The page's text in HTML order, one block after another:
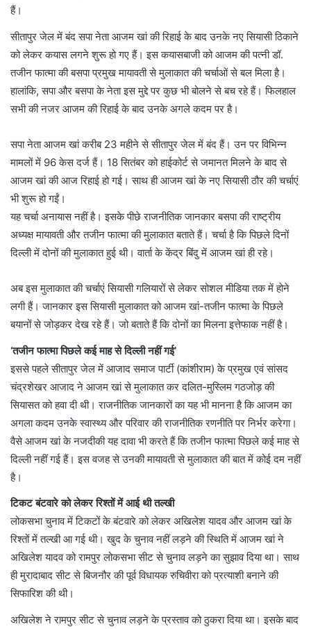
हैं।
सीतापुर जेल में बंद सपा नेता आजम खां की रिहाई के बाद उनके नए सियासी ठिकाने
को लेकर कयास लगने शुरू हो गए हैं। इस कयासबाजी को आजम की पत्नी डॉ.
तजीन फात्मा की बसपा प्रमुख मायावती से मुलाकात की चर्चाओं से बल मिला है।
हालांकि, सपा और बसपा के नेता इस मुद्दे पर कुछ भी बोलने से बच रहे हैं। फिलहाल
सभी की नजर आजम की रिहाई के बाद उनके अगले कदम पर है।
सपा नेता आजम खां करीब 23 महीने से सीतापुर जेल में बंद हैं। उन पर विभिन्न
मामलों में 96 केस दर्ज हैं। 18 सितंबर को हाईकोर्ट से जमानत मिलने के बाद से
आजम खां की आज रिहाई हो गई। साथ ही आजम खां के नए सियासी ठौर की चर्चाएं
भी शुरू हो गईं।
यह चर्चा अनायास नहीं है। इसके पीछे राजनीतिक जानकार बसपा की राष्ट्रीय
अध्यक्ष मायावती और तजीन फात्मा की मुलाकात बताते हैं। चर्चा है कि पिछले दिनों
दिल्ली में दोनों की मुलाकात हुई थी। वार्ता के केंद्र बिंदु में आजम खां ही रहे।
अब इस मुलाकात की चर्चाएं सियासी गलियारों से लेकर सोशल मीडिया तक में होने
लगी हैं। जानकार इस सियासी मुलाकात को आजम खां-तजीन फात्मा के पिछले
बयानों से जोड़कर देख रहे हैं। जो बताते हैं कि दोनों का मिलना इत्तेफाक नहीं है।
‘तजीन फात्मा पिछले कई माह से दिल्ली नहीं गई’
इससे पहले सीतापुर जेल में आजाद समाज पार्टी (कांशीराम) के प्रमुख एवं सांसद
चंद्रशेखर आजाद ने आजम खां से मुलाकात कर दलित-मुस्लिम गठजोड़ की
सियासत को हवा दी थी। राजनीतिक जानकारों का यह भी मानना है कि आजम का
अगला कदम उनके स्वास्थ्य और परिवार की राजनीतिक रणनीति पर निर्भर करेगा।
वैसे आजम खां के नजदीकी यह दावा भी करते हैं कि तजीन फात्मा पिछले कई माह से
दिल्ली नहीं गई हैं। इस वजह से उनकी मायावती से मुलाकात की बात में कोई दम नहीं
है।
टिकट बंटवारे को लेकर रिश्तों में आई थी तल्खी
लोकसभा चुनाव में टिकटों के बंटवारे को लेकर अखिलेश यादव और आजम खां के
रिश्तों में तल्खी आ गई थी। खुद के चुनाव नहीं लड़ने की स्थिति में आजम खां ने
अखिलेश यादव को रामपुर लोकसभा सीट से चुनाव लड़ने का सुझाव दिया था। साथ
ही मुरादाबाद सीट से बिजनौर की पूर्व विधायक रुचिवीरा को प्रत्याशी बनाने की
सिफारिश की थी।
अखिलेश ने रामपुर सीट से चुनाव लड़ने के प्रस्ताव को ठुकरा दिया था। इसके बाद